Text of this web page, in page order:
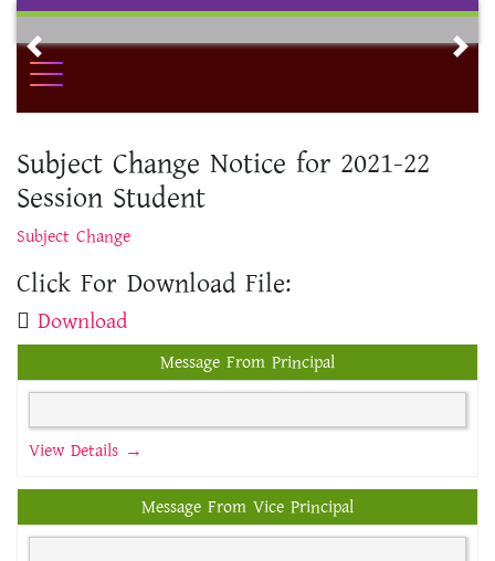
Skip
contentPrevious
Subject Change Notice for 2021-22
Session Student
Subject Change
Click For Download File:
Download
Message From Principal
View Details →
Message From Vice Principal